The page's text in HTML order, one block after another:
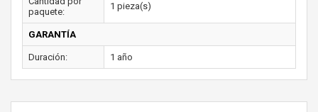
paquete:
1 pieza(s)
GARANTÍA
Duración: 1 año